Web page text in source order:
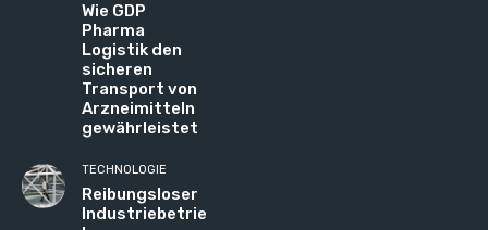
Wie GDP
Pharma
Logistik den
sicheren
Transport von
Arzneimitteln
gewährleistet
TECHNOLOGIE
Reibungsloser
Industriebetrie